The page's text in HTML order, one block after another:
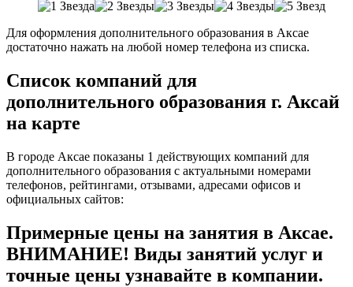
Для оформления дополнительного образования в Аксае
достаточно нажать на любой номер телефона из списка.
Список компаний для
дополнительного образования г. Аксай
на карте
В городе Аксае показаны 1 действующих компаний для
дополнительного образования с актуальными номерами
телефонов, рейтингами, отзывами, адресами офисов и
официальных сайтов:
Примерные цены на занятия в Аксае.
ВНИМАНИЕ! Виды занятий услуг и
точные цены узнавайте в компании.